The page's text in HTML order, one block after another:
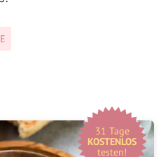
31 Tage
KOSTENLOS
testen!